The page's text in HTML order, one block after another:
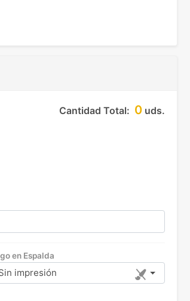
Cantidad Total: 0 uds.
en Espalda
impresión